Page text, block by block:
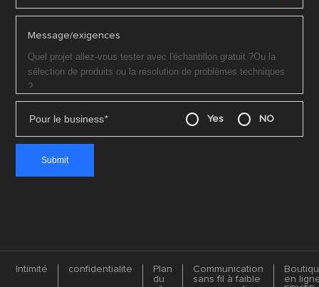
Message/exigences
Pour le business* Yes NO
Intimité confidentialite
Plan
du
Communication
sans fil à faible
en